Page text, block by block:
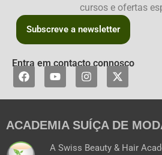
cursos e ofertas
Subscreve a newsletter
Entra em contacto connosco
F
a
e
o
k
Y
o
t
b
I
n
t
g
a
X
-
w
t
e
ACADEMIA SUÍÇA DE
A Swiss Beauty & Hair